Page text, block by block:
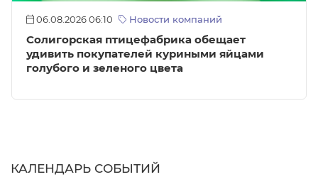
06.08.2026 06:10 Новости компаний
Солигорская птицефабрика обещает
удивить покупателей куриными яйцами
голубого и зеленого цвета
КАЛЕНДАРЬ СОБЫТИЙ